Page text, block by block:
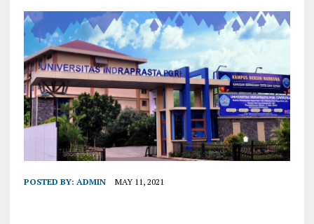
POSTED BY: ADMIN MAY 11, 2021